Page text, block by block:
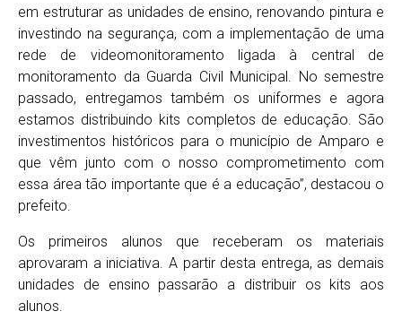
em estruturar as unidades de ensino, renovando pintura e
investindo na segurança, com a implementação de uma
rede de videomonitoramento ligada à central de
monitoramento da Guarda Civil Municipal. No semestre
passado, entregamos também os uniformes e agora
estamos distribuindo kits completos de educação. São
investimentos históricos para o município de Amparo e
que vêm junto com o nosso comprometimento com
essa área tão importante que é a educação”, destacou o
prefeito.
Os primeiros alunos que receberam os materiais
aprovaram a iniciativa. A partir desta entrega, as demais
unidades de ensino passarão a distribuir os kits aos
alunos.